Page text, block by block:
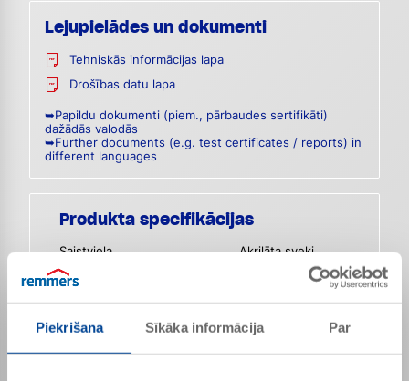
Piekrišana Sīkāka informācija Par
Lejupielādes un dokumenti
Tehniskās informācijas lapa
Drošības datu lapa
➥Papildu dokumenti (piem., pārbaudes sertifikāti)
dažādās valodās
➥Further documents (e.g. test certificates / reports) in
different languages
Produkta specifikācijas
Saistviela Akrilāta sveķi
Blīvums (20 °C) Apt. 1,03 g/cm³
Smarža Raksturīga
Viskozitāte (20 ° C) Apt. 2300 mPas